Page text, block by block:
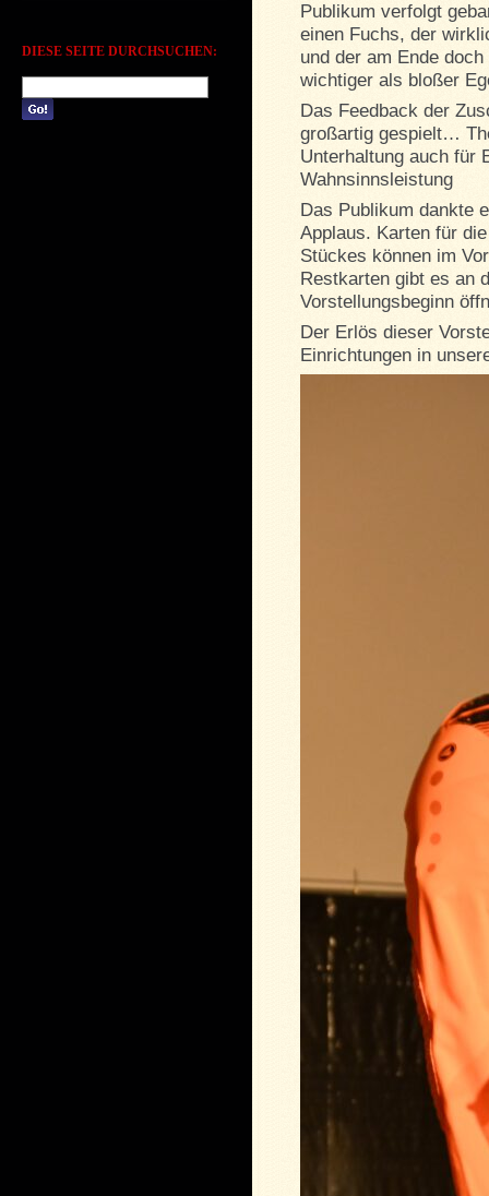
DIESE SEITE DURCHSUCHEN:
Publikum verfolgt
einen Fuchs, der
und der am Ende
wichtiger als bloßer
Das Feedback der
großartig gespielt…
Unterhaltung auch für
Wahnsinnsleistung
Das Publikum dankte
Applaus. Karten für
Stückes können im
Restkarten gibt es an
Vorstellungsbeginn
Der Erlös dieser
Einrichtungen in